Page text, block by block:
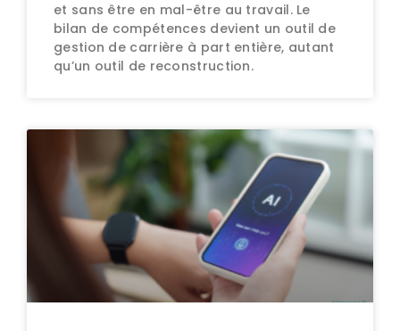
et sans être en mal-être au travail. Le
bilan de compétences devient un outil de
gestion de carrière à part entière, autant
qu’un outil de reconstruction.